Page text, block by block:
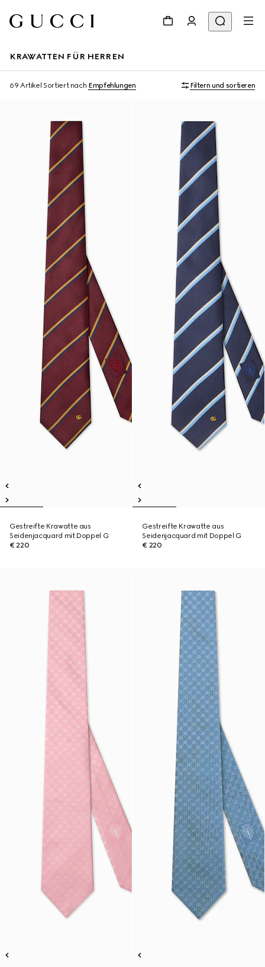
KRAWATTEN FÜR HERREN
69 Artikel Sortiert nach Empfehlungen Filtern und sortieren
Gestreifte Krawatte aus
Seidenjacquard mit Doppel G
€ 220
Gestreifte Krawatte aus
Seidenjacquard mit Doppel G
€ 220